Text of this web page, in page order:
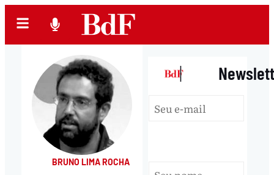
BRUNO LIMA ROCHA
|